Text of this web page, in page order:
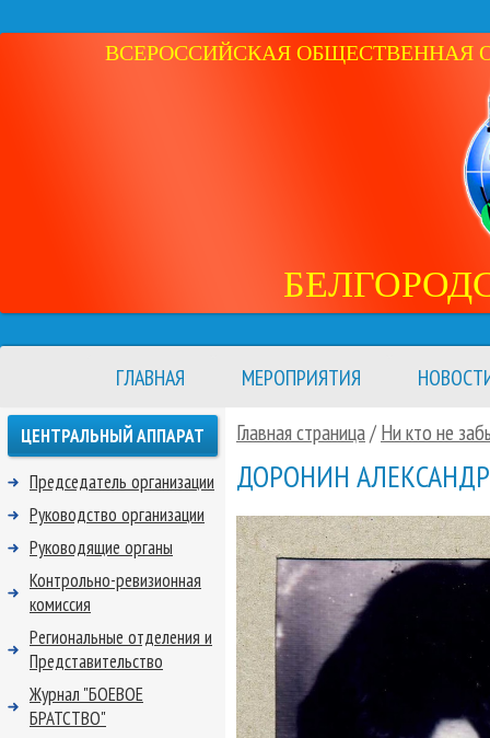
ВСЕРОССИЙСКАЯ ОБЩЕСТВЕННАЯ
ГЛАВНАЯ МЕРОПРИЯТИЯ
Главная страница/ Ни кто не
ДОРОНИН
ЦЕНТРАЛЬНЫЙ АППАРАТ
Председатель организации
Руководство организации
Руководящие органы
Контрольно-ревизионная
комиссия
Региональные отделения и
Представительство
Журнал "БОЕВОЕ
БРАТСТВО"